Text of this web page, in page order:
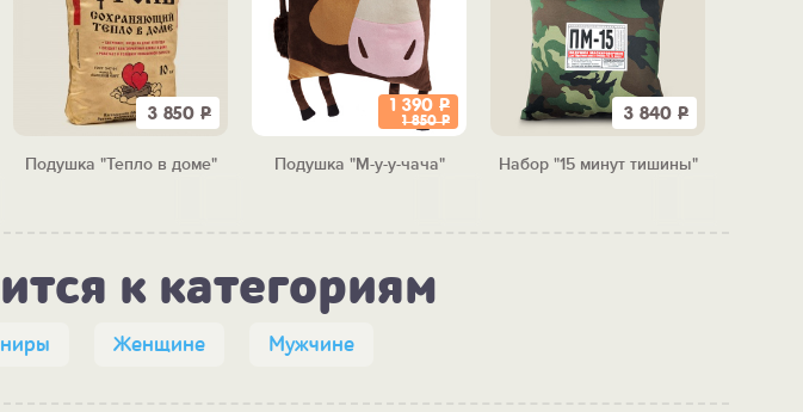
3 850 Р
Подушка "Тепло в доме"
1 390 Р
1 850Р
Подушка "М-у-у-чача"
3 840 Р
Набор "15 минут тишины"
к категориям
Женщине Мужчине